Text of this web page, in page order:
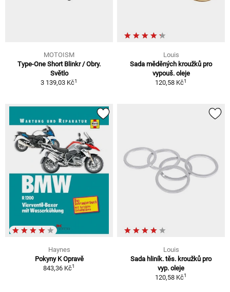
MOTOISM
Type-One Short Blinkr / Obry.
Světlo
3 139,03 Kč1
Louis
Sada měděných kroužků pro
vypouš. oleje
120,58 Kč1
Haynes
Pokyny K Opravě
843,36 Kč1
Louis
Sada hliník. těs. kroužků pro
vyp. oleje
120,58 Kč1